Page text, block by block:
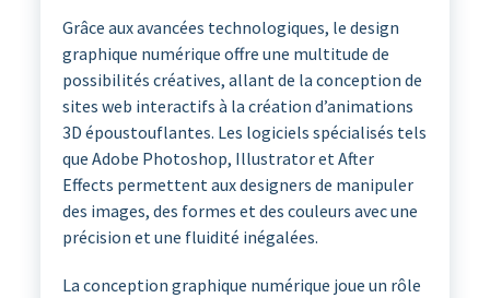
Grâce aux avancées technologiques, le design
graphique numérique offre une multitude de
possibilités créatives, allant de la conception de
sites web interactifs à la création d’animations
3D époustouflantes. Les logiciels spécialisés tels
que Adobe Photoshop, Illustrator et After
Effects permettent aux designers de manipuler
des images, des formes et des couleurs avec une
précision et une fluidité inégalées.
La conception graphique numérique joue un rôle